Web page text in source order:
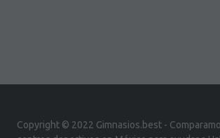
Copyright © 2022 Gimnasios.best -